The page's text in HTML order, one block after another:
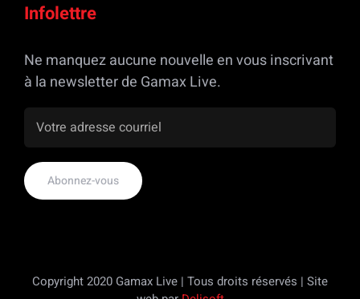
Infolettre
Ne manquez aucune nouvelle en vous inscrivant
à la newsletter de Gamax Live.
Copyright 2020 Gamax Live | Tous droits réservés | Site